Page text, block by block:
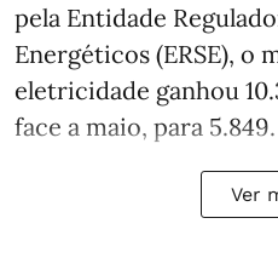
pela Entidade
Energéticos (ERSE), o
eletricidade ganhou
face a maio, para 5.849.
Ver